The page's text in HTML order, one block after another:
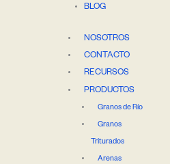
BLOG
NOSOTROS
CONTACTO
RECURSOS
PRODUCTOS
Granos de Río
Granos
Triturados
Arenas